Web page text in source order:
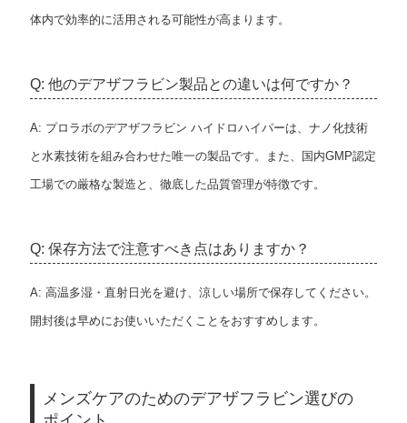
体内で効率的に活用される可能性が高まります。
Q: 他のデアザフラビン製品との違いは何ですか？
A: プロラボのデアザフラビン ハイドロハイパーは、ナノ化技術
と水素技術を組み合わせた唯一の製品です。また、国内GMP認定
工場での厳格な製造と、徹底した品質管理が特徴です。
Q: 保存方法で注意すべき点はありますか？
A: 高温多湿・直射日光を避け、涼しい場所で保存してください。
開封後は早めにお使いいただくことをおすすめします。
メンズケアのためのデアザフラビン選びの